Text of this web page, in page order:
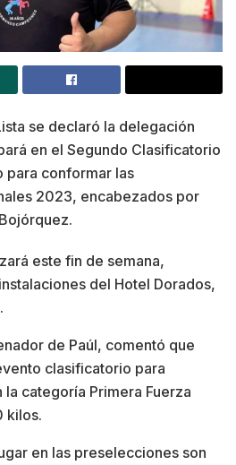
se declaró la delegación
en el Segundo Clasificatorio
para conformar las
2023, encabezados por
este fin de semana,
del Hotel Dorados,
de Paúl, comentó que
clasificatorio para
categoría Primera Fuerza
kilos.
en las preselecciones son